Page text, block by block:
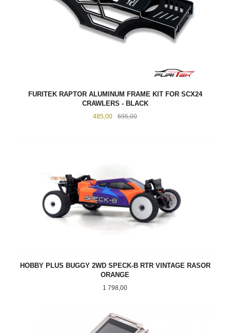
FURITEK RAPTOR ALUMINUM FRAME KIT FOR SCX24
CRAWLERS - BLACK
Tilbud
485,00 695,00Rabatt
HOBBY PLUS BUGGY 2WD SPECK-B RTR VINTAGE RASOR
ORANGE
Pris
1 798,00